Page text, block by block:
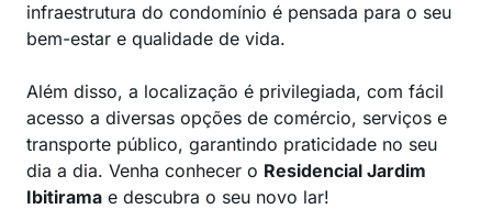
infraestrutura do condomínio é pensada para o seu
bem-estar e qualidade de vida.
Além disso, a localização é privilegiada, com fácil
acesso a diversas opções de comércio, serviços e
transporte público, garantindo praticidade no seu
dia a dia. Venha conhecer o Residencial Jardim
Ibitirama e descubra o seu novo lar!